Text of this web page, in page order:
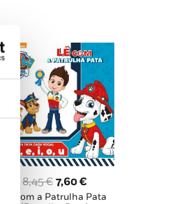
8,45€ O
preço
7,60€O
preço
Lê com a Patrulha Pata